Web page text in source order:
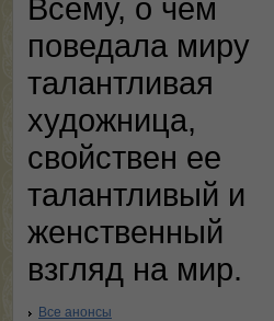
Всему, о чем
поведала миру
талантливая
художница,
свойствен ее
талантливый и
женственный
взгляд на мир.
Все анонсы